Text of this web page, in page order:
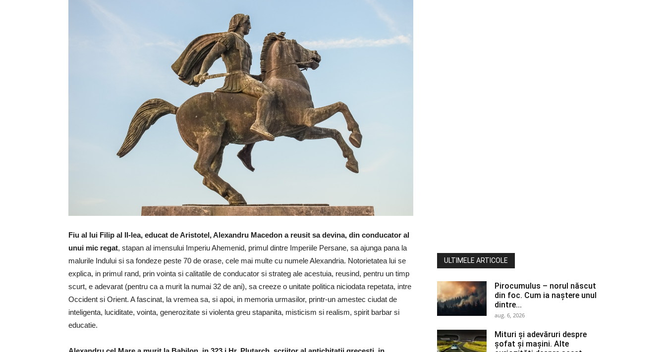
Fiu al lui Filip al II-lea, educat de Aristotel, Alexandru Macedon a reusit sa devina, din conducator al
unui mic regat, stapan al imensului Imperiu Ahemenid, primul dintre Imperiile Persane, sa ajunga pana la
malurile Indului si sa fondeze peste 70 de orase, cele mai multe cu numele Alexandria. Notorietatea lui se
explica, in primul rand, prin vointa si calitatile de conducator si strateg ale acestuia, reusind, pentru un timp
scurt, e adevarat (pentru ca a murit la numai 32 de ani), sa creeze o unitate politica niciodata repetata, intre
Occident si Orient. A fascinat, la vremea sa, si apoi, in memoria urmasilor, printr-un amestec ciudat de
inteligenta, luciditate, vointa, generozitate si violenta greu stapanita, misticism si realism, spirit barbar si
educatie.
ULTIMELE ARTICOLE
Pirocumulus – norul născut
din foc. Cum ia naștere unul
dintre...
aug. 6, 2026
Mituri și adevăruri despre
șofat și mașini. Alte